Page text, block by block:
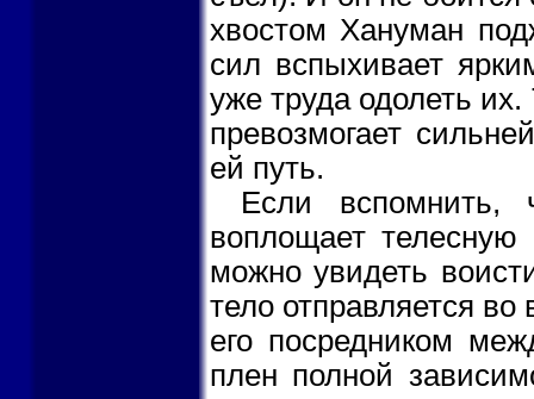
хвостом Хануман
сил вспыхивает
уже труда одолеть
превозмогает
ей путь.
Если вспомнить,
воплощает
можно увидеть
тело отправляется
его посредником
плен полной